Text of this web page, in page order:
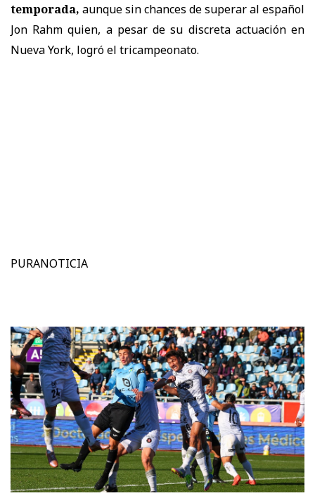
temporada, aunque sin chances de superar al español
Jon Rahm quien, a pesar de su discreta actuación en
Nueva York, logró el tricampeonato.
PURANOTICIA